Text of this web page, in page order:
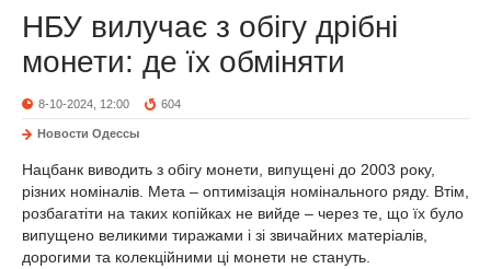
НБУ вилучає з обігу дрібні
монети: де їх обміняти
8-10-2024, 12:00 604
Новости Одессы
Нацбанк виводить з обігу монети, випущені до 2003 року,
різних номіналів. Мета – оптимізація номінального ряду. Втім,
розбагатіти на таких копійках не вийде – через те, що їх було
випущено великими тиражами і зі звичайних матеріалів,
дорогими та колекційними ці монети не стануть.